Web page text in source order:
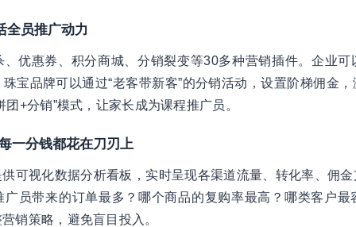
全员推广动力
优惠券、积分商城、分销裂变等30多种营销插件。企业
宝品牌可以通过“老客带新客”的分销活动，设置阶梯佣金
+分销”模式，让家长成为课程推广员。
一分钱都花在刀刃上
可视化数据分析看板，实时呈现各渠道流量、转化率、佣
广员带来的订单最多？哪个商品的复购率最高？哪类客户最
销策略，避免盲目投入。